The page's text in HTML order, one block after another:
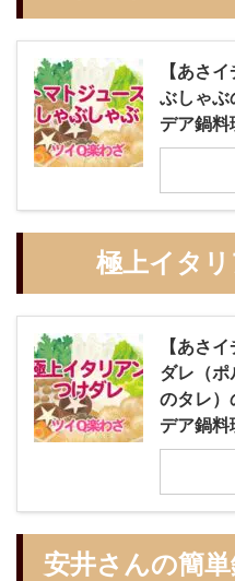
【あさ
ぶしゃぶ
デア鍋料
極上イタ
【あさ
ダレ（
のタレ）
デア鍋料
安井さんの簡